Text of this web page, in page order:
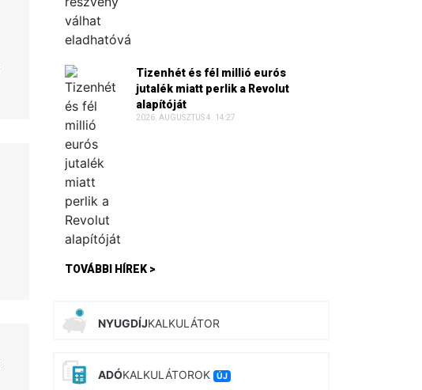
Tizenhét és fél millió eurós
jutalék miatt perlik a Revolut
alapítóját
2026. AUGUSZTUS 4. 14:27
TOVÁBBI HÍREK >
NYUGDÍJKALKULÁTOR
ADÓKALKULÁTOROK ÚJ